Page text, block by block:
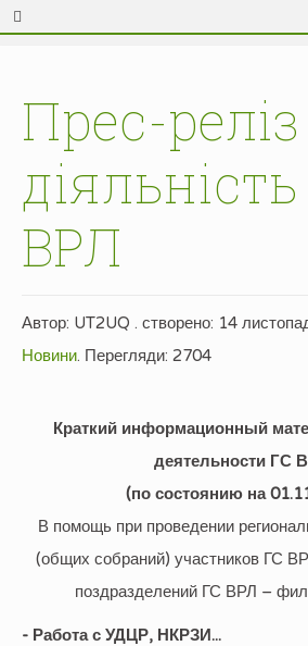
Прес-
ВРЛ
Автор: UT2UQ . створено: 14
Новини. Перегляди: 2704
Краткий информационный
деятельности ГС
(по состоянию на
В помощь при проведении
(общих собраний) участников ГС
поздразделений ГС ВРЛ –
- Работа с УДЦР, НКРЗИ...